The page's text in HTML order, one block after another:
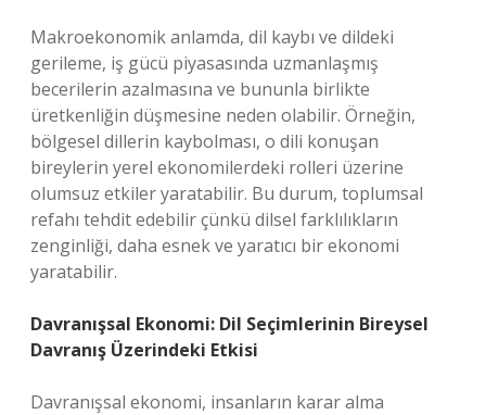
Makroekonomik anlamda, dil kaybı ve dildeki
gerileme, iş gücü piyasasında uzmanlaşmış
becerilerin azalmasına ve bununla birlikte
üretkenliğin düşmesine neden olabilir. Örneğin,
bölgesel dillerin kaybolması, o dili konuşan
bireylerin yerel ekonomilerdeki rolleri üzerine
olumsuz etkiler yaratabilir. Bu durum, toplumsal
refahı tehdit edebilir çünkü dilsel farklılıkların
zenginliği, daha esnek ve yaratıcı bir ekonomi
yaratabilir.
Davranışsal Ekonomi: Dil Seçimlerinin Bireysel
Davranış Üzerindeki Etkisi
Davranışsal ekonomi, insanların karar alma